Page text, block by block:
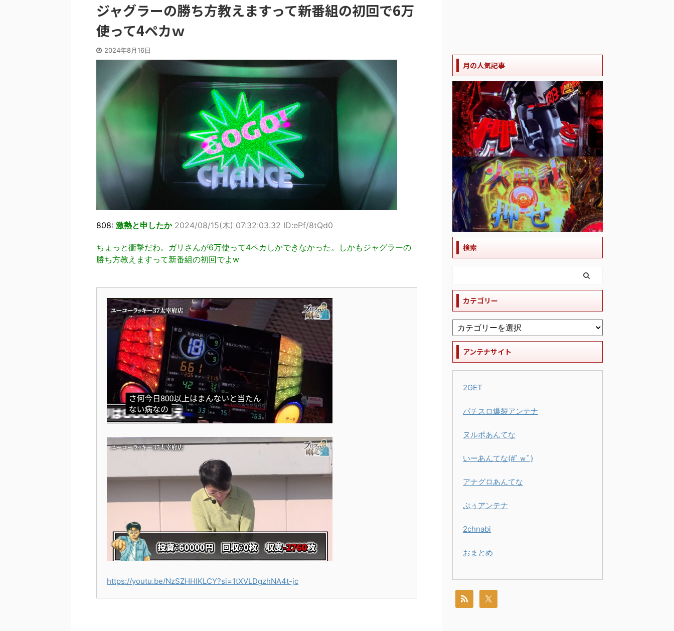
ジャグラーの勝ち方教えますって新番組の初回で6万
使って4ペカｗ
2024年8月16日
808: 激熱と申したか 2024/08/15(木) 07:32:03.32 ID:ePf/8tQd0
ちょっと衝撃だわ。ガリさんが6万使って4ペカしかできなかった。しかもジャグラーの
勝ち方教えますって新番組の初回でよw
https://youtu.be/NzSZHHIKLCY?si=1tXVLDgzhNA4t-jc
月の人気記事
検索
カテゴリー
アンテナサイト
2GET
パチスロ爆裂アンテナ
ヌルポあんてな
いーあんてな(#ﾟｗﾟ)
アナグロあんてな
ぷぅアンテナ
2chnabi
おまとめ